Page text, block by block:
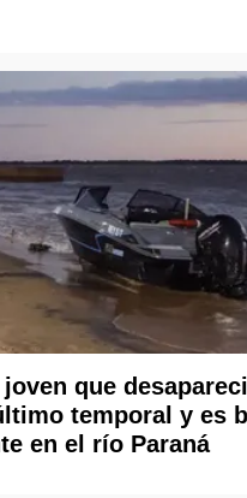
que
temporal y es
en el río Paraná